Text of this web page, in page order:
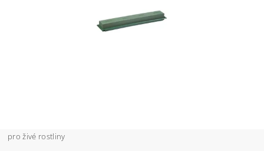
pro živé rostliny